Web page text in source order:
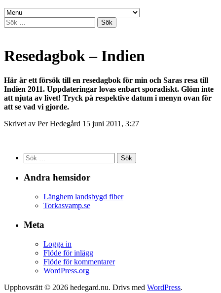
Sök
efter:
Resedagbok – Indien
Här är ett försök till en resedagbok för min och Saras resa till
Indien 2011. Uppdateringar lovas enbart sporadiskt. Glöm inte
att njuta av livet! Tryck på respektive datum i menyn ovan för
att se vad vi gjorde.
Skrivet av Per Hedegård 15 juni 2011, 3:27
Sök
efter:
Andra hemsidor
Länghem landsbygd fiber
Torkasvamp.se
Meta
Logga in
Flöde för inlägg
Flöde för kommentarer
WordPress.org
Upphovsrätt © 2026 hedegard.nu. Drivs med WordPress.